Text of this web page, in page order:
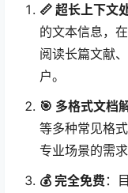
📏 超长上下文
的文本信息，
阅读长篇文献
户。
🎯 多格式文档
等多种常见格
专业场景的需求
💰 完全免费 ：